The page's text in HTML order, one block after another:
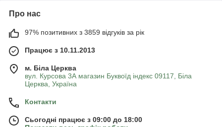
Про нас
97% позитивних з 3859 відгуків за рік
Працює з 10.11.2013
м. Біла Церква
вул. Курсова 3А магазин Буквоїд індекс 09117, Біла
Церква, Україна
Контакти
Сьогодні працює з 09:00 до 18:00